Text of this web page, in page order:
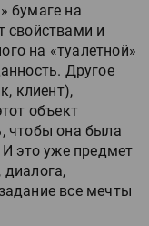
бумаге на
свойствами и
на «туалетной»
Другое
клиент),
объект
чтобы она была
это уже предмет
диалога,
все мечты